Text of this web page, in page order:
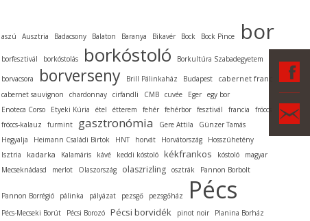
aszú Ausztria Badacsony Balaton Baranya Bikavér Bock Bock Pince bor
borfesztivál borkóstolás borkóstoló Borkultúra Szabadegyetem
borvacsora borverseny Brill Pálinkaház Budapest cabernet franc
cabernet sauvignon chardonnay cirfandli CMB cuvée Eger egy bor
Enoteca Corso
Etyeki Kúria étel étterem fehér fehérbor fesztivál francia
fröccs
fröccs-kalauz
furmint gasztronómia Gere Attila
Günzer Tamás
Hegyalja
Heimann Családi Birtok HNT horvát Horvátország
Hosszúhetény
Isztria
kadarka Kalamáris kávé keddi kóstoló kékfrankos kóstoló
magyar
Mecseknádasd
merlot Olaszország olaszrizling osztrák Pannon Borbolt
Pannon Borrégió pálinka pályázat pezsgő pezsgőház Pécs
Pécs-Mecseki Borút Pécsi Borozó Pécsi borvidék pinot noir
Planina Borház